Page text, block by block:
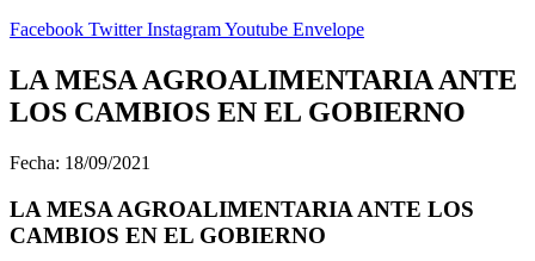
Facebook Twitter InstagramYoutube Envelope
LA MESA AGROALIMENTARIA ANTE
LOS CAMBIOS EN EL GOBIERNO
Fecha: 18/09/2021
LA MESA AGROALIMENTARIA ANTE LOS
CAMBIOS EN EL GOBIERNO